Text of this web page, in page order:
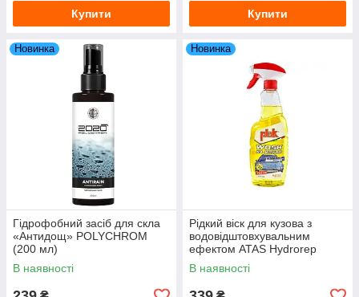
Купити Купити
Новинка
Гідрофобний засіб для скла
«Антидощ» POLYCHROM
(200 мл)
В наявності
Новинка
Рідкий віск для кузова з
водовідштовхувальним
ефектом ATAS Hydrorep
(061557) 750 мл
В наявності